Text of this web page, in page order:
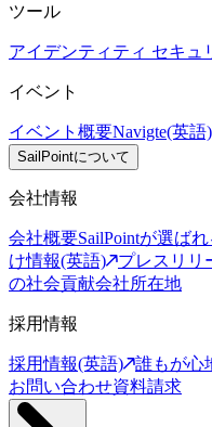
ツール
アイデンティティ セキュ
イベント
イベント概要Navigte(英語)
SailPointについて
会社情報
会社概要SailPointが選ば
け情報(英語)
プレスリリ
の社会貢献会社所在地
採用情報
採用情報(英語)
誰もが心
お問い合わせ資料請求